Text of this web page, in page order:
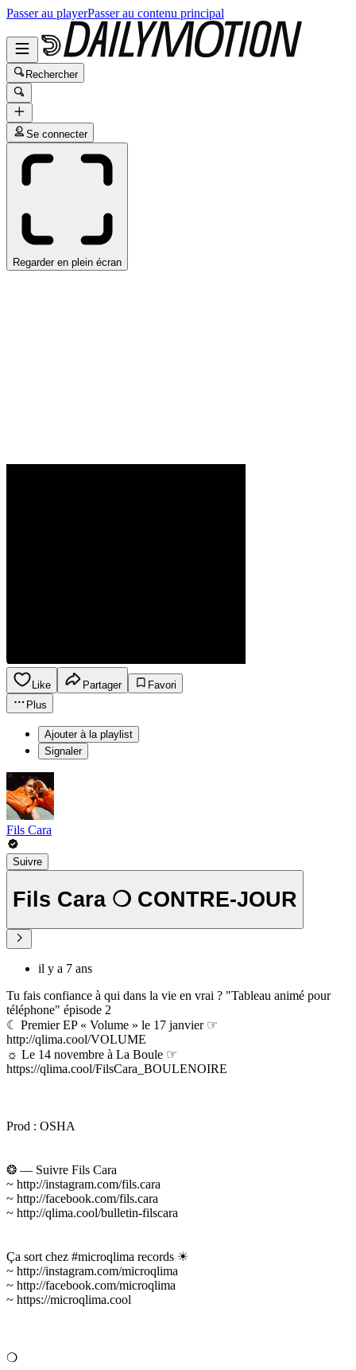
Passer au playerPasser au contenu principal
Rechercher
Se connecter
Regarder en plein écran
Like Partager
Favori
Plus
Ajouter à la playlist
Signaler
Fils Cara
Suivre
Fils Cara ❍ CONTRE-JOUR
il y a 7 ans
Tu fais confiance à qui dans la vie en vrai ? "Tableau animé pour
téléphone" épisode 2
☾ Premier EP « Volume » le 17 janvier ☞
http://qlima.cool/VOLUME
☼ Le 14 novembre à La Boule ☞
https://qlima.cool/FilsCara_BOULENOIRE
Prod : OSHA
❂ — Suivre Fils Cara
~ http://instagram.com/fils.cara
~ http://facebook.com/fils.cara
~ http://qlima.cool/bulletin-filscara
Ça sort chez #microqlima records ☀
~ http://instagram.com/microqlima
~ http://facebook.com/microqlima
~ https://microqlima.cool
❍